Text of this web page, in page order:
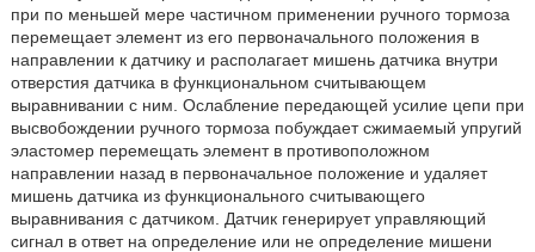
при по меньшей мере частичном применении ручного тормоза
перемещает элемент из его первоначального положения в
направлении к датчику и располагает мишень датчика внутри
отверстия датчика в функциональном считывающем
выравнивании с ним. Ослабление передающей усилие цепи при
высвобождении ручного тормоза побуждает сжимаемый упругий
эластомер перемещать элемент в противоположном
направлении назад в первоначальное положение и удаляет
мишень датчика из функционального считывающего
выравнивания с датчиком. Датчик генерирует управляющий
сигнал в ответ на определение или не определение мишени